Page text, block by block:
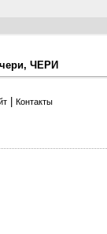
ЧЕРИ
| Контакты